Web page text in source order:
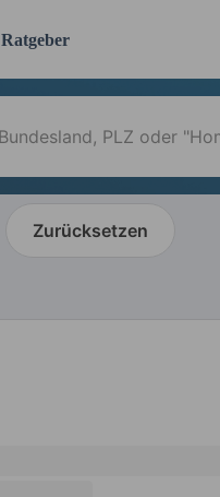
Ratgeber
Zurücksetzen